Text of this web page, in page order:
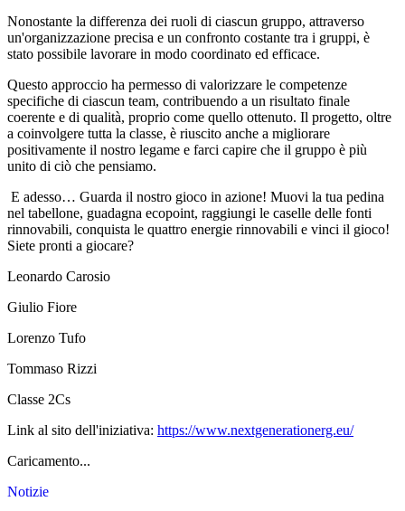
Nonostante la differenza dei ruoli di ciascun gruppo, attraverso
un'organizzazione precisa e un confronto costante tra i gruppi, è
stato possibile lavorare in modo coordinato ed efficace.
Questo approccio ha permesso di valorizzare le competenze
specifiche di ciascun team, contribuendo a un risultato finale
coerente e di qualità, proprio come quello ottenuto. Il progetto, oltre
a coinvolgere tutta la classe, è riuscito anche a migliorare
positivamente il nostro legame e farci capire che il gruppo è più
unito di ciò che pensiamo.
E adesso… Guarda il nostro gioco in azione! Muovi la tua pedina
nel tabellone, guadagna ecopoint, raggiungi le caselle delle fonti
rinnovabili, conquista le quattro energie rinnovabili e vinci il gioco!
Siete pronti a giocare?
Leonardo Carosio
Giulio Fiore
Lorenzo Tufo
Tommaso Rizzi
Classe 2Cs
Link al sito dell'iniziativa: https://www.nextgenerationerg.eu/
Caricamento...
Notizie